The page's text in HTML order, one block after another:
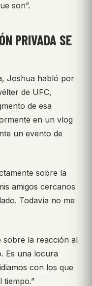
son”.
PRIVADA SE
Joshua habló por
de UFC,
de esa
en un vlog
un evento de
sobre la
amigos cercanos
Todavía no me
sobre la reacción al
Es una locura
con los que
tiempo.”